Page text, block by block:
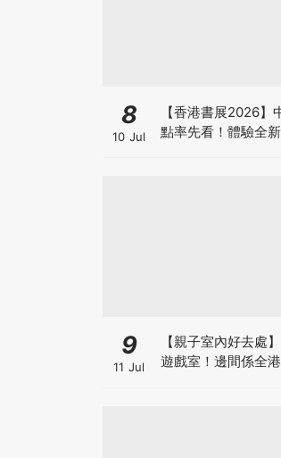
8
10 Jul
【香港書展2026】
點率先看！體驗全
9
11 Jul
【親子室內好去處
遊戲室！邊間係全